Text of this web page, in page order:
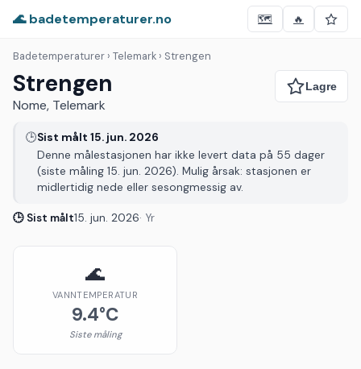
🌊 badetemperaturer.no 🗺️ 🔥
Badetemperaturer › Telemark › Strengen
Strengen
Nome, Telemark
🕒Sist målt 15. jun. 2026
Denne målestasjonen har ikke levert data på 55 dager
(siste måling 15. jun. 2026). Mulig årsak: stasjonen er
midlertidig nede eller sesongmessig av.
🕒 Sist målt15. jun. 2026· Yr
🌊
VANNTEMPERATUR
9.4°C
Siste måling